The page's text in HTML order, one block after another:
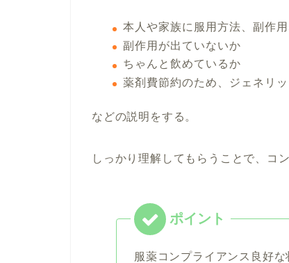
本人や家族に服用方法、副作用
副作用が出ていないか
ちゃんと飲めているか
薬剤費節約のため、ジェネリ
などの説明をする。
しっかり理解してもらうことで、コ
服薬コンプライアンス良好な